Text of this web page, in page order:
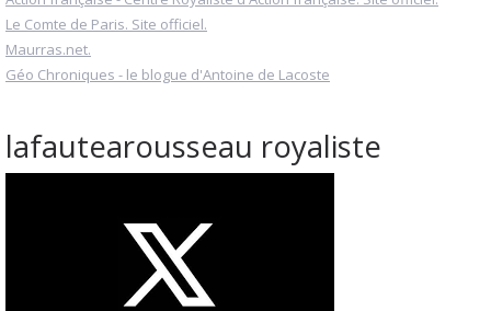
Le Comte de Paris. Site officiel.
Maurras.net.
Géo Chroniques - le blogue d'Antoine de Lacoste
lafautearousseau royaliste